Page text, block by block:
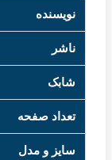
نویسنده
ناشر
شابک
تعداد صفحه
سایز و مدل